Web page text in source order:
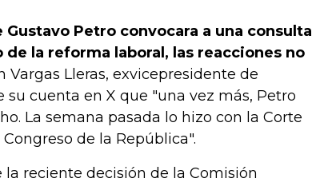
Petro convocara a una consulta
la reforma laboral, las reacciones no
Vargas Lleras, exvicepresidente de
su cuenta en X que "una vez más, Petro
La semana pasada lo hizo con la Corte
de la República".
reciente decisión de la Comisión